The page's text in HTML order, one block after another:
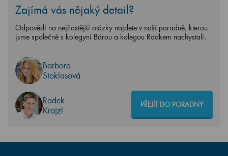
Zajímá vás nějaký detail?
Odpovědi na nejčastější otázky najdete v naší poradně, kterou
jsme společně s kolegyní Bárou a kolegou Radkem nachystali.
Barbora
Stoklasová
Radek
Krajzl
PŘEJÍT DO PORADNY